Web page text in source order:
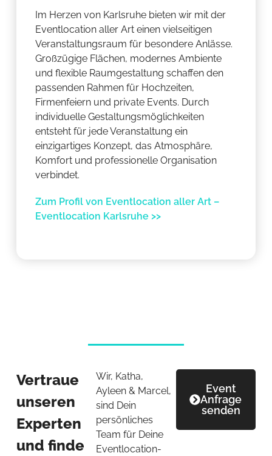
Im Herzen von Karlsruhe bieten wir mit der
Eventlocation aller Art einen vielseitigen
Veranstaltungsraum für besondere Anlässe.
Großzügige Flächen, modernes Ambiente
und flexible Raumgestaltung schaffen den
passenden Rahmen für Hochzeiten,
Firmenfeiern und private Events. Durch
individuelle Gestaltungsmöglichkeiten
entsteht für jede Veranstaltung ein
einzigartiges Konzept, das Atmosphäre,
Komfort und professionelle Organisation
verbindet.
Zum Profil von Eventlocation aller Art –
Eventlocation Karlsruhe >>
Vertraue
unseren
Experten
und finde
Wir, Katha,
Ayleen & Marcel,
sind Dein
persönliches
Team für Deine
Eventlocation-
Event
Anfrage
senden